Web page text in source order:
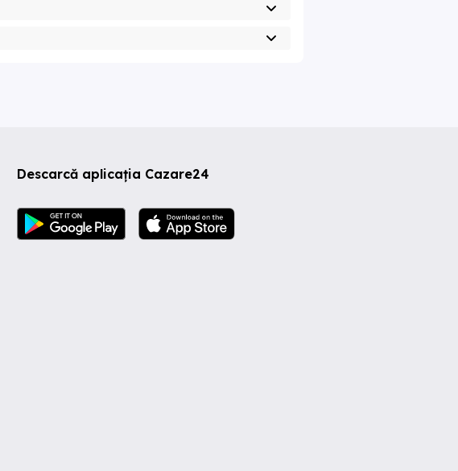
Descarcă aplicația Cazare24